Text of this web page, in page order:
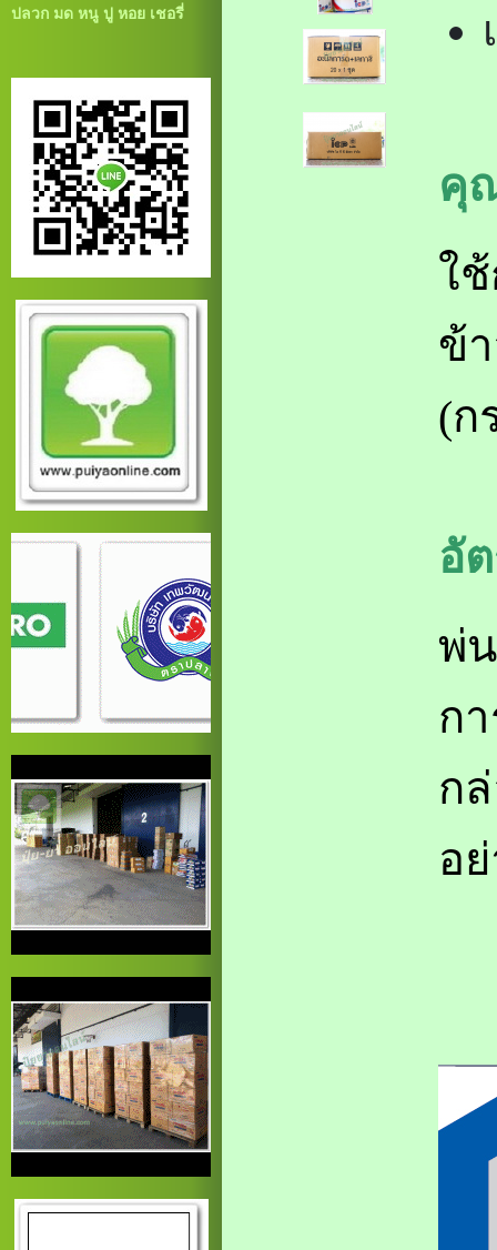
ปลวก มด หนู ปู หอย เชอรี่
คุ
ใ
ข้
(ก
อั
พ่
ก
ก
อ